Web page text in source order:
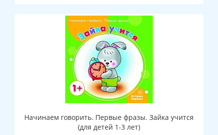
Начинаем говорить. Первые фразы. Зайка учится
(для детей 1-3 лет)